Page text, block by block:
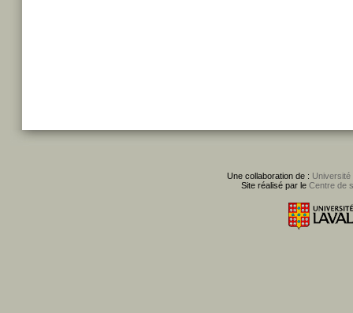
Une collaboration de : Université
Site réalisé par le Centre de